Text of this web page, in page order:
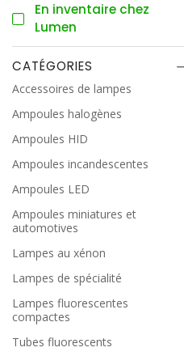
En inventaire chez
Lumen
CATÉGORIES
Accessoires de lampes
Ampoules halogènes
Ampoules HID
Ampoules incandescentes
Ampoules LED
Ampoules miniatures et
automotives
Lampes au xénon
Lampes de spécialité
Lampes fluorescentes
compactes
Tubes fluorescents